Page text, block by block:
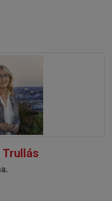
Trullás